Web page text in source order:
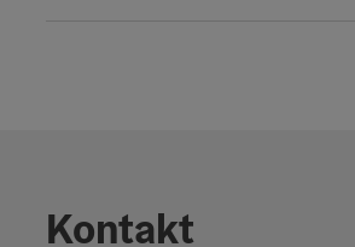
Kontakt